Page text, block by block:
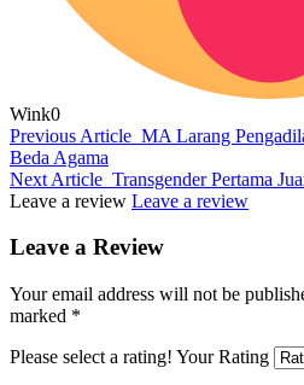
Wink0
Previous Article MA Larang
Beda Agama
Next Article Transgender Pertama
Leave a review Leave a review
Leave a Review
Your email address will not be
marked *
Please select a rating! Your Rating